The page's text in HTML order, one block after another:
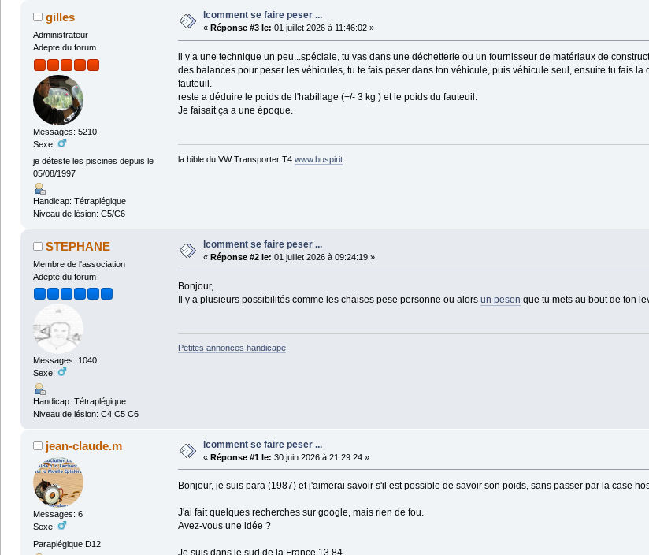
gilles
Administrateur
Adepte du forum
Messages: 5210
Sexe:
je déteste les piscines depuis le
05/08/1997
Handicap: Tétraplégique
Niveau de lésion: C5/C6
lcomment se faire peser ...
« Réponse #3 le: 01 juillet 2026 à 11:46:02 »
il y a une technique un peu...spéciale, tu vas dans une déchetterie ou un fournisseur de matériaux de
des balances pour peser les véhicules, tu te fais peser dans ton véhicule, puis véhicule seul, ensuite tu fais la
fauteuil.
reste a déduire le poids de l'habillage (+/- 3 kg ) et le poids du fauteuil.
Je faisait ça a une époque.
la bible du VW Transporter T4 www.buspirit.
STEPHANE
Membre de l'association
Adepte du forum
Messages: 1040
Sexe:
Handicap: Tétraplégique
Niveau de lésion: C4 C5 C6
lcomment se faire peser ...
« Réponse #2 le: 01 juillet 2026 à 09:24:19 »
Bonjour,
Il y a plusieurs possibilités comme les chaises pese personne ou alors un peson que tu mets au bout de ton
Petites annonces handicape
jean-claude.m
Messages: 6
Sexe:
Paraplégique D12
lcomment se faire peser ...
« Réponse #1 le: 30 juin 2026 à 21:29:24 »
Bonjour, je suis para (1987) et j'aimerai savoir s'il est possible de savoir son poids, sans passer par la case
J'ai fait quelques recherches sur google, mais rien de fou.
Avez-vous une idée ?